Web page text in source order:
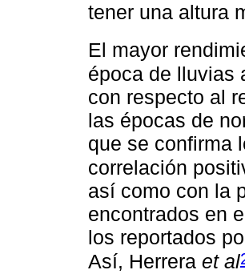
tener una altura
El mayor
época de lluvias
con respecto al
las épocas de
que se confirma
correlación
así como con la
encontrados en
los reportados
Así, Herrera et al